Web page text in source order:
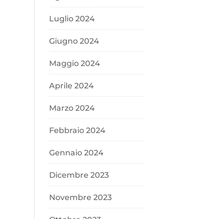
Luglio 2024
Giugno 2024
Maggio 2024
Aprile 2024
Marzo 2024
Febbraio 2024
Gennaio 2024
Dicembre 2023
Novembre 2023